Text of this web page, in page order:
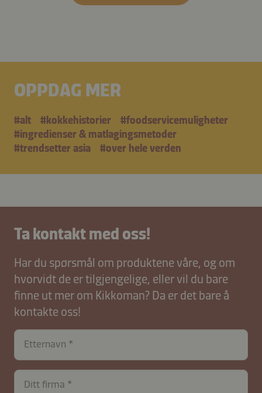
OPPDAG MER
#alt #kokkehistorier
#foodservicemuligheter
#ingredienser & matlagingsmetoder
#trendsetter asia
#over hele verden
Ta kontakt med oss!
Har du spørsmål om produktene våre, og om
hvorvidt de er tilgjengelige, eller vil du bare
finne ut mer om Kikkoman? Da er det bare å
kontakte oss!
Etternavn
Ditt firma